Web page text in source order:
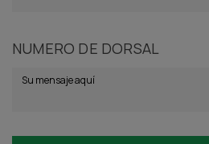
NUMERO DE DORSAL